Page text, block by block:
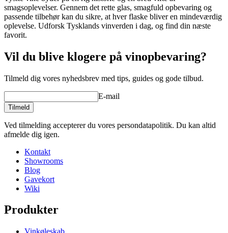
smagsoplevelser. Gennem det rette glas, smagfuld opbevaring og
passende tilbehør kan du sikre, at hver flaske bliver en mindeværdig
oplevelse. Udforsk Tysklands vinverden i dag, og find din næste
favorit.
Vil du blive klogere på vinopbevaring?
Tilmeld dig vores nyhedsbrev med tips, guides og gode tilbud.
E-mail
Tilmeld
Ved tilmelding accepterer du vores persondatapolitik. Du kan altid
afmelde dig igen.
Kontakt
Showrooms
Blog
Gavekort
Wiki
Produkter